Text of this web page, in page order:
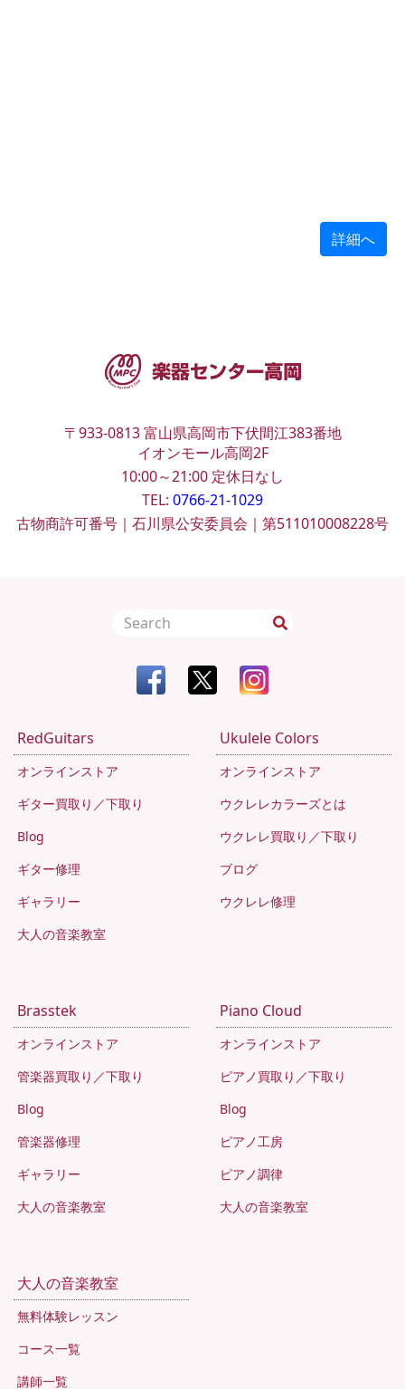
詳細へ
〒933-0813 富山県高岡市下伏間江383番地
イオンモール高岡2F
10:00～21:00 定休日なし
TEL: 0766-21-1029
古物商許可番号｜石川県公安委員会｜第511010008228号
RedGuitars
オンラインストア
ギター買取り／下取り
Blog
ギター修理
ギャラリー
大人の音楽教室
Ukulele Colors
オンラインストア
ウクレレカラーズとは
ウクレレ買取り／下取り
ブログ
ウクレレ修理
Brasstek
オンラインストア
管楽器買取り／下取り
Blog
管楽器修理
ギャラリー
大人の音楽教室
Piano Cloud
オンラインストア
ピアノ買取り／下取り
Blog
ピアノ工房
ピアノ調律
大人の音楽教室
大人の音楽教室
無料体験レッスン
コース一覧
講師一覧